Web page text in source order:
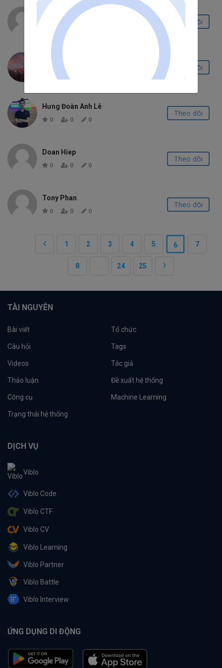
Nguyễn Trung
0
Theo dõi
Phạm Mạnh Hà
Theo dõi
Hưng Đoàn Anh Lê
0 0 0
Theo dõi
Doan Hiep
0 0 0
Theo dõi
Tony Phan
0 0 0
Theo dõi
1 2 3 4 5 6 7
8 24 25
TÀI NGUYÊN
Bài viết Tổ chức
Câu hỏi Tags
Videos Tác giả
Thảo luận Đề xuất hệ thống
Công cụ Machine Learning
Trạng thái hệ thống
DỊCH VỤ
Viblo
Viblo Code
Viblo CTF
Viblo CV
Viblo Learning
Viblo Partner
Viblo Battle
Viblo Interview
ỨNG DỤNG DI ĐỘNG